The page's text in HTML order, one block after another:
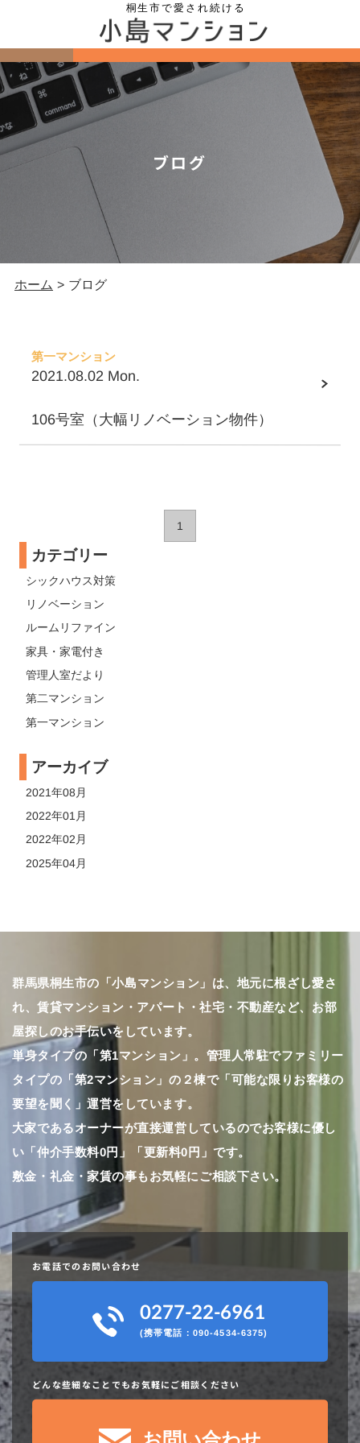
ブログ
ホーム > ブログ
第一マンション
2021.08.02 Mon.
106号室（大幅リノベーション物件）
1
カテゴリー
シックハウス対策
リノベーション
ルームリファイン
家具・家電付き
管理人室だより
第二マンション
第一マンション
アーカイブ
2021年08月
2022年01月
2022年02月
2025年04月
群馬県桐生市の「小島マンション」は、地元に根ざし愛さ
れ、賃貸マンション・アパート・社宅・不動産など、お部
屋探しのお手伝いをしています。
単身タイプの「第1マンション」。管理人常駐でファミリー
タイプの「第2マンション」の２棟で「可能な限りお客様の
要望を聞く」運営をしています。
大家であるオーナーが直接運営しているのでお客様に優し
い「仲介手数料0円」「更新料0円」です。
​​​​​​​敷金・礼金・家賃の事もお気軽にご相談下さい。
お電話でのお問い合わせ
0277-22-6961
(携帯電話： 090-4534-6375)
どんな些細なことでもお気軽にご相談ください